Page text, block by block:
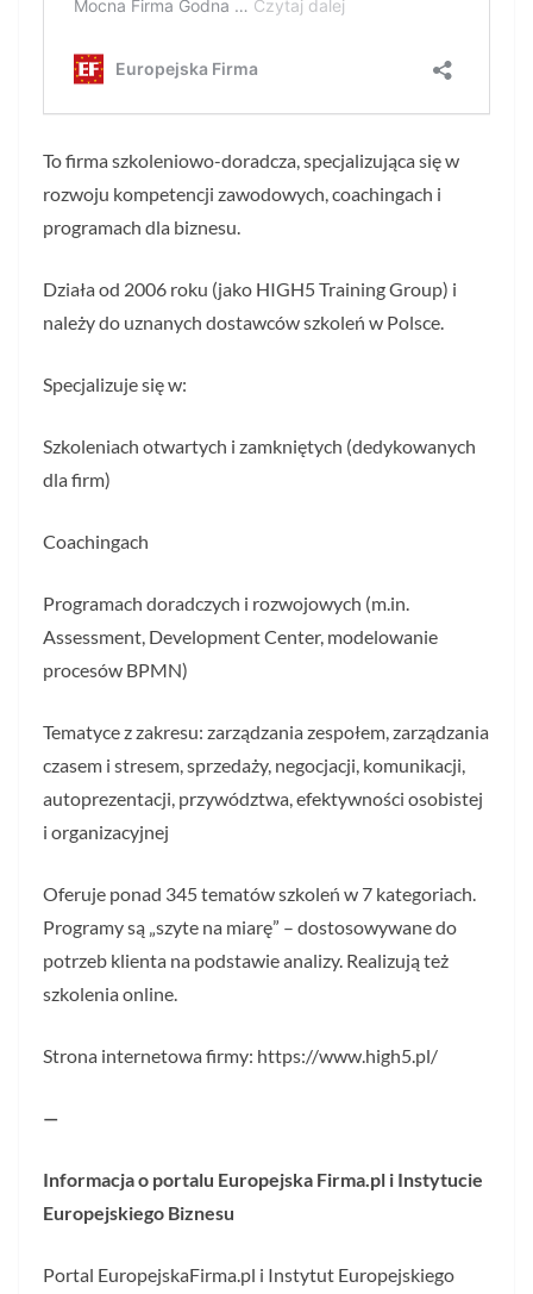
To firma szkoleniowo-doradcza, specjalizująca się w
rozwoju kompetencji zawodowych, coachingach i
programach dla biznesu.
Działa od 2006 roku (jako HIGH5 Training Group) i
należy do uznanych dostawców szkoleń w Polsce.
Specjalizuje się w:
Szkoleniach otwartych i zamkniętych (dedykowanych
dla firm)
Coachingach
Programach doradczych i rozwojowych (m.in.
Assessment, Development Center, modelowanie
procesów BPMN)
Tematyce z zakresu: zarządzania zespołem, zarządzania
czasem i stresem, sprzedaży, negocjacji, komunikacji,
autoprezentacji, przywództwa, efektywności osobistej
i organizacyjnej
Oferuje ponad 345 tematów szkoleń w 7 kategoriach.
Programy są „szyte na miarę” – dostosowywane do
potrzeb klienta na podstawie analizy. Realizują też
szkolenia online.
Strona internetowa firmy: https://www.high5.pl/
—
Informacja o portalu Europejska Firma.pl i Instytucie
Europejskiego Biznesu
Portal EuropejskaFirma.pl i Instytut Europejskiego